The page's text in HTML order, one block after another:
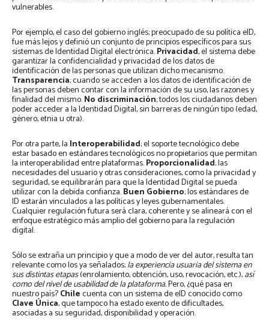
vulnerables.
Por ejemplo, el caso del gobierno inglés; preocupado de su política eID,
fue más lejos y definió un conjunto de principios específicos para sus
sistemas de Identidad Digital electrónica.Privacidad, el sistema debe
garantizar la confidencialidad y privacidad de los datos de
identificación de las personas que utilizan dicho mecanismo.
Transparencia; cuando se acceden a los datos de identificación de
las personas deben contar con la información de su uso, las razones y
finalidad del mismo.No discriminación; todos los ciudadanos deben
poder acceder a la Identidad Digital, sin barreras de ningún tipo (edad,
género, etnia u otra).
Por otra parte, la Interoperabilidad; el soporte tecnológico debe
estar basado en estándares tecnológicos no propietarios que permitan
la interoperabilidad entre plataformas.Proporcionalidad; las
necesidades del usuario y otras consideraciones, como la privacidad y
seguridad, se equilibrarán para que la Identidad Digital se pueda
utilizar con la debida confianza.Buen Gobierno; los estándares de
ID estarán vinculados a las políticas y leyes gubernamentales.
Cualquier regulación futura será clara, coherente y se alineará con el
enfoque estratégico más amplio del gobierno para la regulación
digital.
Sólo se extraña un principio y que a modo de ver del autor, resulta tan
relevante como los ya señalados;la experiencia usuaria del sistema en
sus distintas etapas(enrolamiento, obtención, uso, revocación, etc.),así
como del nivel de usabilidad de la plataforma.Pero, ¿qué pasa en
nuestro país?Chilecuenta con un sistema de eID conocido como
Clave Única, que tampoco ha estado exento de dificultades,
asociadas a su seguridad, disponibilidad y operación.